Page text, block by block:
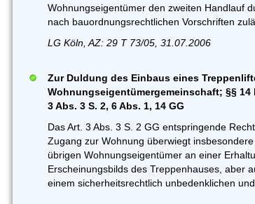
Wohnungseigentümer den zweiten Handlauf
nach bauordnungsrechtlichen Vorschriften
LG Köln, AZ: 29 T 73/05, 31.07.2006
Zur Duldung des Einbaus eines
Wohnungseigentümergemeinschaft; §§ 14
3 Abs. 3 S. 2, 6 Abs. 1, 14 GG
Das Art. 3 Abs. 3 S. 2 GG entspringende
Zugang zur Wohnung überwiegt
übrigen Wohnungseigentümer an einer
Erscheinungsbilds des Treppenhauses, aber
einem sicherheitsrechtlich unbedenklichen